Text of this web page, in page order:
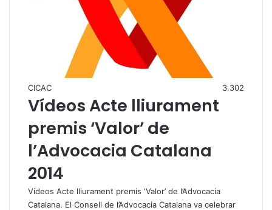
CICAC 3.302
Vídeos Acte lliurament
premis ‘Valor’ de
l’Advocacia Catalana
2014
Vídeos Acte lliurament premis ‘Valor’ de l’Advocacia
Catalana. El Consell de l’Advocacia Catalana va celebrar